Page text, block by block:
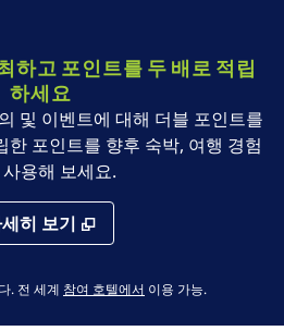
하고 포인트를 두 배로 적립
하세요
및 이벤트에 대해 더블 포인트를
한 포인트를 향후 숙박, 여행 경험
용해 보세요.
히 보기
. 전 세계 참여 호텔에서 이용 가능,.